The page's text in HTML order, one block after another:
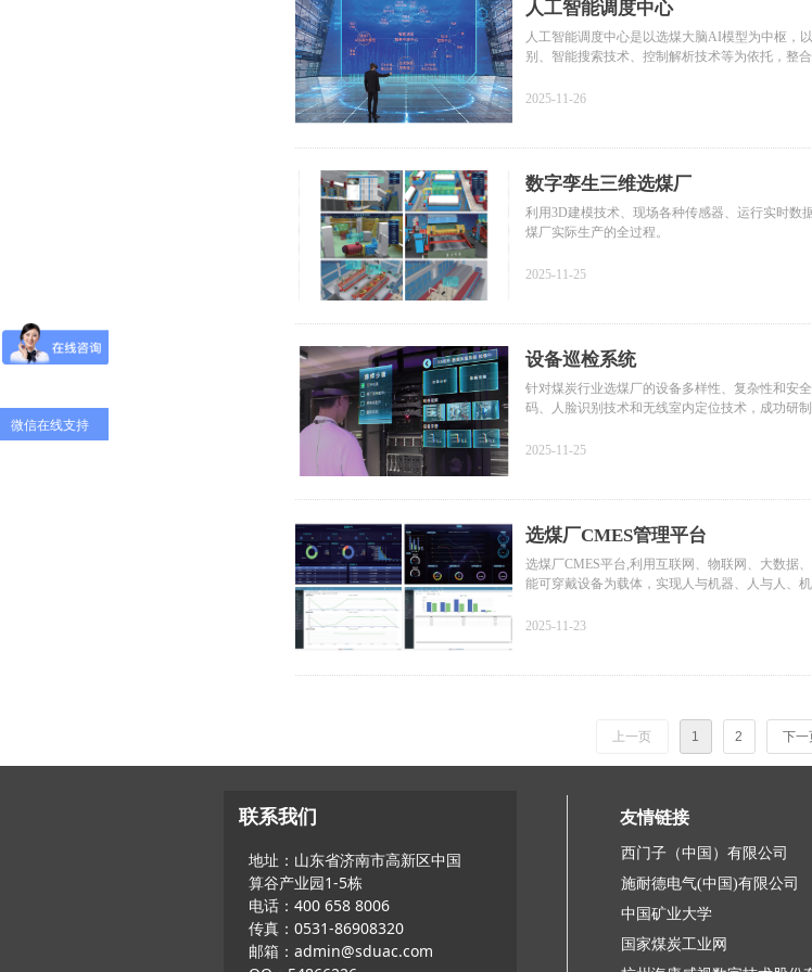
微信在线支持
人工智能调度中心
人工智能调度中心是以选煤大脑AI模型为中枢，
别、智能搜索技术、控制解析技术等为依托，整
2025-11-26
数字孪生三维选煤厂
利用3D建模技术、现场各种传感器、运行实时数
煤厂实际生产的全过程。
2025-11-25
设备巡检系统
针对煤炭行业选煤厂的设备多样性、复杂性和安
码、人脸识别技术和无线室内定位技术，成功研制
2025-11-25
选煤厂CMES管理平台
选煤厂CMES平台,利用互联网、物联网、大数据
能可穿戴设备为载体，实现人与机器、人与人、
煤厂。CMES选煤厂平台是集团公司CMES的子系
2025-11-23
上一页 1 2 下一
施耐德电气(中国)有限公司
西门子（中国）有限公司
国家煤炭工业网
友情链接
中国矿业大学
地址：山东省济南市高新区中国
算谷产业园1-5栋
电话：400 658 8006
传真：0531-86908320
邮箱：admin@sduac.com
联系我们